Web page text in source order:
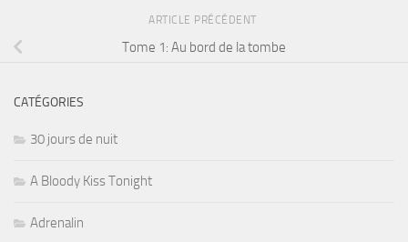
ARTICLE PRÉCÉDENT
Tome 1: Au bord de la tombe
CATÉGORIES
30 jours de nuit
A Bloody Kiss Tonight
Adrenalin